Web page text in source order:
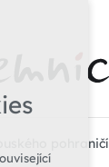
pohraničí